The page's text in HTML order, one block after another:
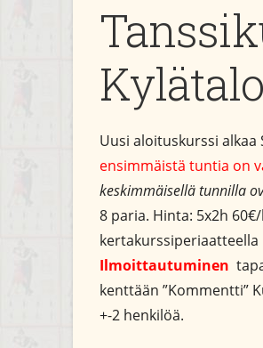
Uusi aloituskurssi alkaa
ensimmäistä tuntia on
keskimmäisellä tunnilla
8 paria. Hinta: 5x2h
kertakurssiperiaatteella
Ilmoittautuminen
kenttään ”Kommentti”
+-2 henkilöä.